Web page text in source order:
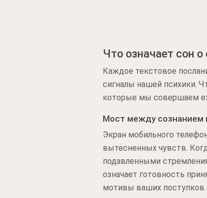
Что означает сон о
Каждое текстовое
сигналы нашей психики.
которые мы совершаем
Мост между
Экран мобильного
вытесненных чувств.
подавленными
означает готовность
мотивы ваших поступков.